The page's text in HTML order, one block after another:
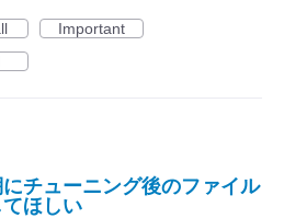
Important
チューニング後のファイル
ほしい